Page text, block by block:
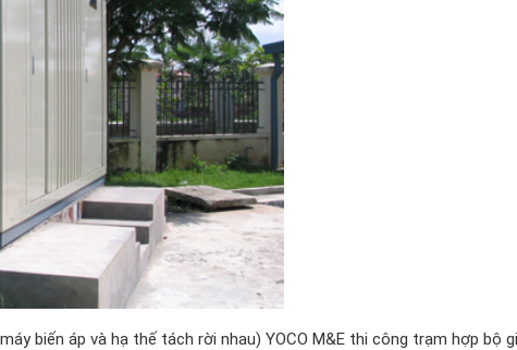
biến áp và hạ thế tách rời nhau) YOCO M&E thi công trạm hợp bộ